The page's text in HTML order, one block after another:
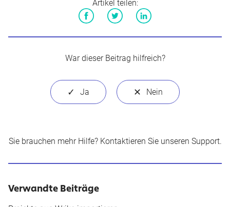
Artikel teilen:
War dieser Beitrag hilfreich?
Sie brauchen mehr Hilfe? Kontaktieren Sie unseren Support.
Verwandte Beiträge